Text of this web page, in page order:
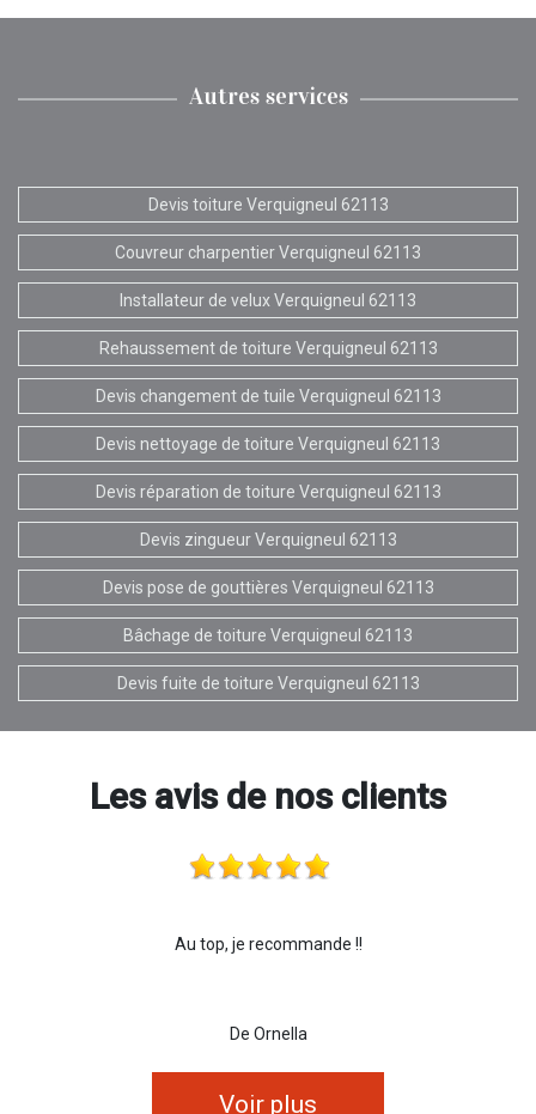
Autres services
Devis toiture Verquigneul 62113
Couvreur charpentier Verquigneul 62113
Installateur de velux Verquigneul 62113
Rehaussement de toiture Verquigneul 62113
Devis changement de tuile Verquigneul 62113
Devis nettoyage de toiture Verquigneul 62113
Devis réparation de toiture Verquigneul 62113
Devis zingueur Verquigneul 62113
Devis pose de gouttières Verquigneul 62113
Bâchage de toiture Verquigneul 62113
Devis fuite de toiture Verquigneul 62113
Les avis de nos clients
Au top, je recommande !!
De Ornella
Voir plus